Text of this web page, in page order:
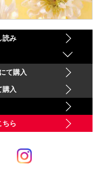
読み
て購入
購入
ちら